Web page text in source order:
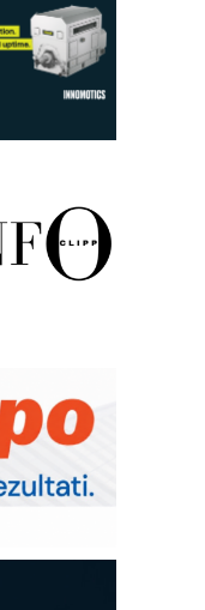
Napredna
i
Display
korist
40 godina
efikasnije